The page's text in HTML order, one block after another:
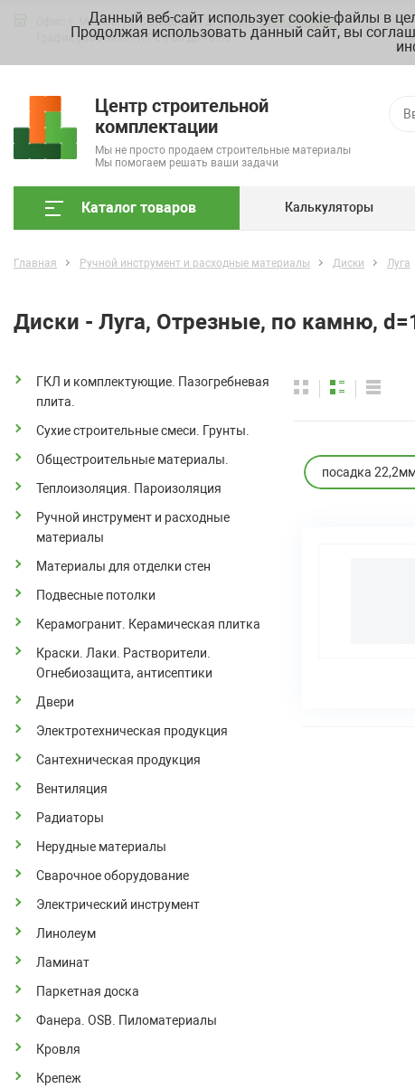
Офис: г. Москва, ул. Складочная д. 3, стр. 7Схема проезда
График работы ПН-ПТ с 9.00 до 18.00
Центр строительной
комплектации
Мы не просто продаем строительные материалы
Мы помогаем решать ваши задачи
Каталог товаров Калькуляторы
Главная Ручной инструмент и расходные материалы Диски Луга
Диски - Луга, Отрезные, по камню,
ГКЛ и комплектующие. Пазогребневая
плита.
Сухие строительные смеси. Грунты.
Общестроительные материалы.
Теплоизоляция. Пароизоляция
Ручной инструмент и расходные
материалы
Материалы для отделки стен
Подвесные потолки
Керамогранит. Керамическая плитка
Краски. Лаки. Растворители.
Огнебиозащита, антисептики
Двери
Электротехническая продукция
Сантехническая продукция
Вентиляция
Радиаторы
Нерудные материалы
Сварочное оборудование
Электрический инструмент
Линолеум
Ламинат
Паркетная доска
Фанера. OSB. Пиломатериалы
Кровля
Крепеж
посадка
Данный веб-сайт использует cookie-файлы в
Продолжая использовать данный сайт, вы